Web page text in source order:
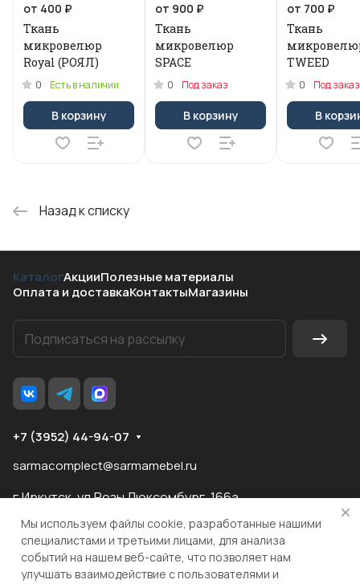
от 400 ₽
Ткань
микровелюр
Royal (РОЯЛ)
0 Есть в наличии
В корзину
от 900 ₽
Ткань
микровелюр
SPACE
0 Под заказ
В корзину
от 700 ₽
Ткань
TWEED
0 Под заказ
В
Назад к списку
КаталогАкцииПолезные материалы
Оплата и доставкаКонтактыМагазины
+7 (3952) 44-94-07
sarmacomplect@sarmamebel.ru
г.Иркутск, ул.Розы Люксембург, 166а
разработка
и продвижение сайта
Мы используем файлы cookie, разработанные нашими
специалистами и третьими лицами, для анализа
событий на нашем веб-сайте, что позволяет нам
улучшать взаимодействие с пользователями и